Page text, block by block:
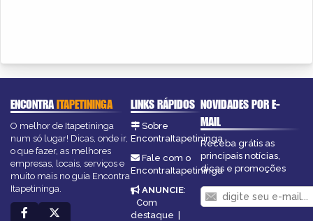
ENCONTRAITAPETININGA
O melhor de Itapetininga
num só lugar! Dicas, onde ir,
o que fazer, as melhores
empresas, locais, serviços e
muito mais no guia Encontra
Itapetininga.
LINKS RÁPIDOS
Sobre
EncontraItapetininga
Fale com o
EncontraItapetininga
ANUNCIE:
Com
destaque |
NOVIDADES POR E-
MAIL
Receba grátis as
principais notícias,
dicas e promoções